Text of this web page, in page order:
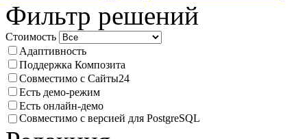
Фильтр решений
Стоимость
Адаптивность
Поддержка Композита
Совместимо с Сайты24
Есть демо-режим
Есть онлайн-демо
Совместимо с версией для PostgreSQL